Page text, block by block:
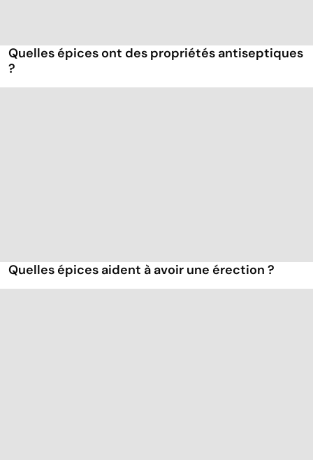
Quelles épices ont des propriétés antiseptiques
?
Quelles épices aident à avoir une érection ?